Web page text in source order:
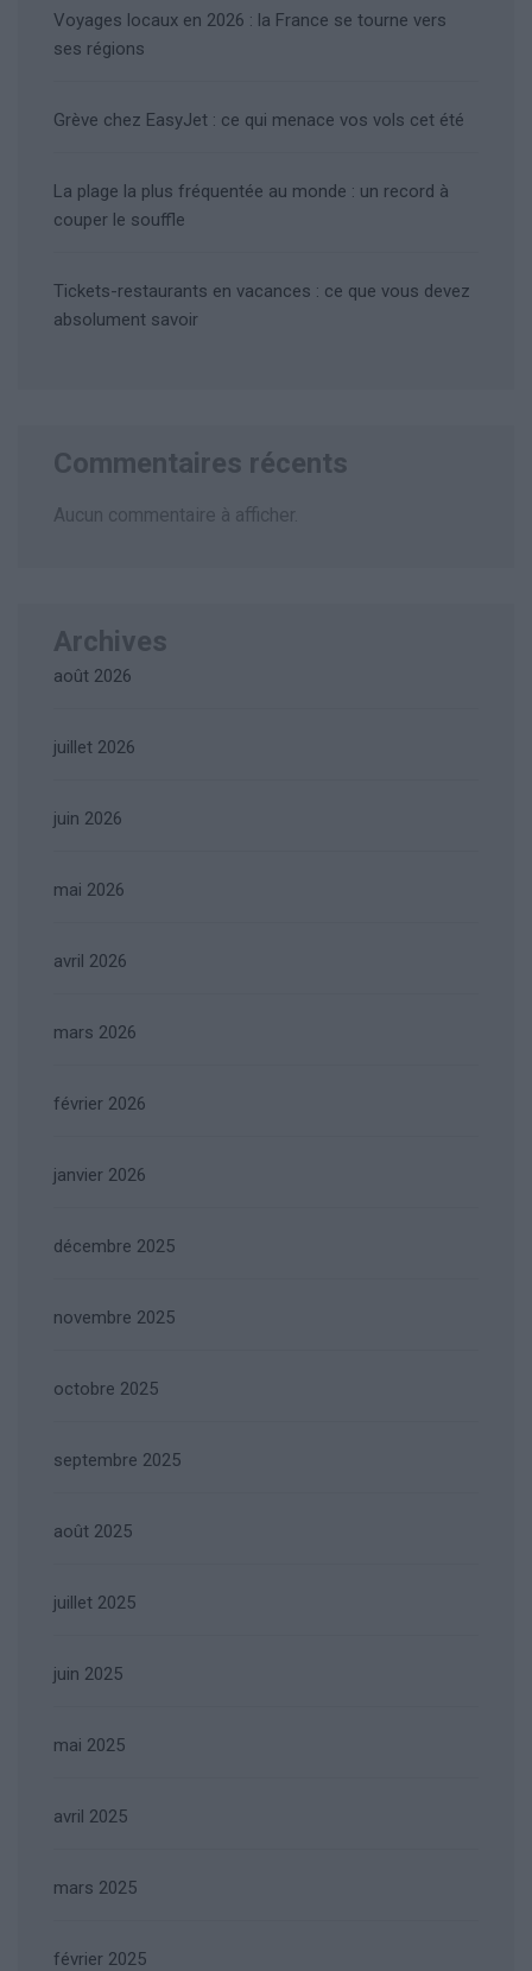
Voyages locaux en 2026 : la France se tourne vers
ses régions
Grève chez EasyJet : ce qui menace vos vols cet été
La plage la plus fréquentée au monde : un record à
couper le souffle
Tickets-restaurants en vacances : ce que vous devez
absolument savoir
Commentaires récents
Aucun commentaire à afficher.
Archives
août 2026
juillet 2026
juin 2026
mai 2026
avril 2026
mars 2026
février 2026
janvier 2026
décembre 2025
novembre 2025
octobre 2025
septembre 2025
août 2025
juillet 2025
juin 2025
mai 2025
avril 2025
mars 2025
février 2025